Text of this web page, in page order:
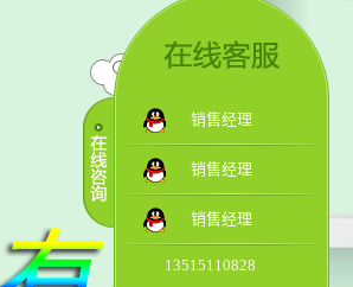
销售经理
销售经理
销售经理
13515110828